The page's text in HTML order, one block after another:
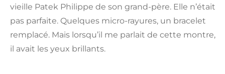
vieille Patek Philippe de son grand-père. Elle n’était
pas parfaite. Quelques micro-rayures, un bracelet
remplacé. Mais lorsqu’il me parlait de cette montre,
il avait les yeux brillants.